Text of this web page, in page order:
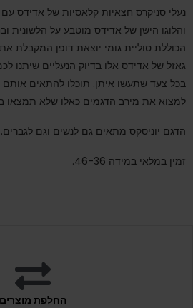
נעלי סניקרס חצאיות קלאסיות של אדידס
והלוגו הישן של אדידס מוטבע על הלשונית
הכוללת סוליית גומי יוצאת דופן המקבלת
גאזל של אדידס אלו בדיוק הנעליים שיתנו
בכל צעד שתעשו איתן. תוכלו להתאים אותם
למצוא את מירב הדגמים כאלו שלא תמצאו
הדגם יוניסקס מתאים גם לנשים וגם לגברים.
זמין במלאי במידה 46-36.
החלפת מוצרים